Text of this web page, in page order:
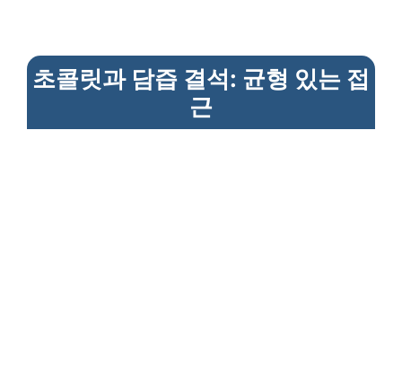
초콜릿과 담즙 결석: 균형 있는 접
근